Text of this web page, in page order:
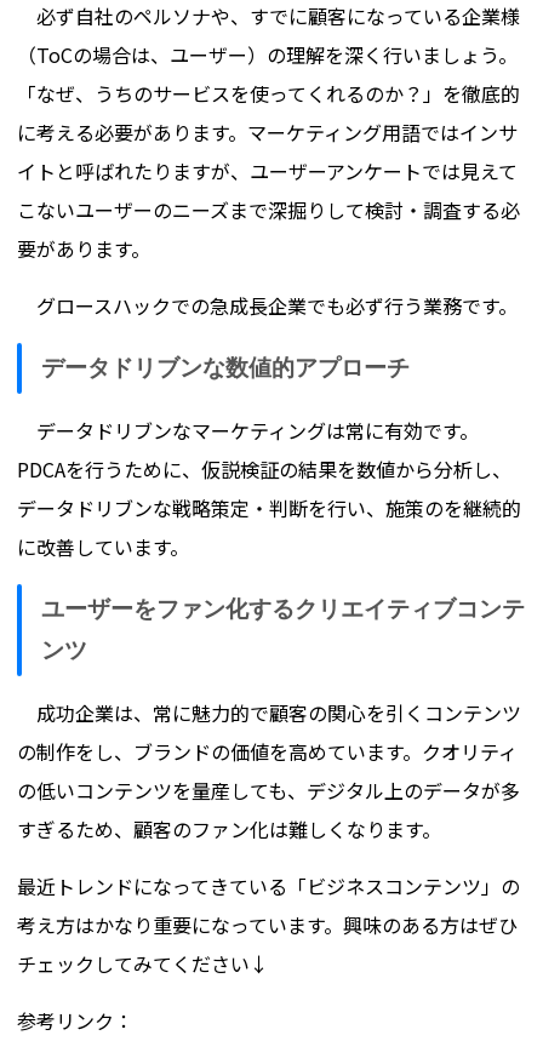
必ず自社のペルソナや、すでに顧客になっている企業様
（ToCの場合は、ユーザー）の理解を深く行いましょう。
「なぜ、うちのサービスを使ってくれるのか？」を徹底的
に考える必要があります。マーケティング用語ではインサ
イトと呼ばれたりますが、ユーザーアンケートでは見えて
こないユーザーのニーズまで深掘りして検討・調査する必
要があります。
グロースハックでの急成長企業でも必ず行う業務です。
データドリブンな数値的アプローチ
データドリブンなマーケティングは常に有効です。
PDCAを行うために、仮説検証の結果を数値から分析し、
データドリブンな戦略策定・判断を行い、施策のを継続的
に改善しています。
ユーザーをファン化するクリエイティブコンテ
ンツ
成功企業は、常に魅力的で顧客の関心を引くコンテンツ
の制作をし、ブランドの価値を高めています。クオリティ
の低いコンテンツを量産しても、デジタル上のデータが多
すぎるため、顧客のファン化は難しくなります。
最近トレンドになってきている「ビジネスコンテンツ」の
考え方はかなり重要になっています。興味のある方はぜひ
チェックしてみてください↓
参考リンク：